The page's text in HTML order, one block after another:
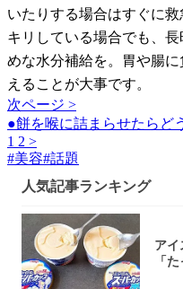
いたりする場合はすぐに
キリしている場合でも、
めな水分補給を。胃や腸
えることが大事です。
次ページ >
●餅を喉に詰まらせたらど
1 2 >
#美容#話題
人気記事ランキング
アイ
「